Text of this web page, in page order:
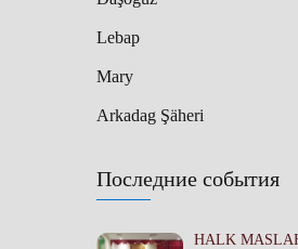
Lebap
Mary
Arkadag Şäheri
Последние события
HALK